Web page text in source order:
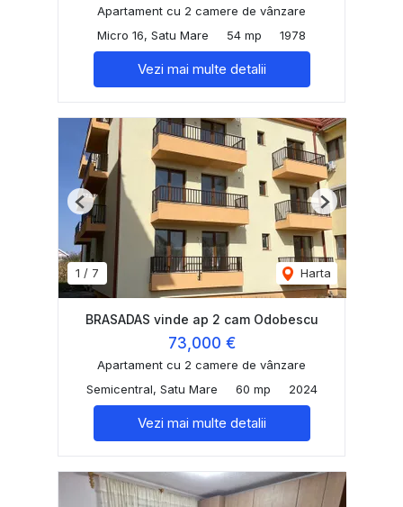
Apartament cu 2 camere de vânzare
Micro 16, Satu Mare
54 mp 1978
Vezi mai multe detalii
1 / 7 Harta
Previous Next
BRASADAS vinde ap 2 cam Odobescu
73,000 €
Apartament cu 2 camere de vânzare
Semicentral, Satu Mare
60 mp 2024
Vezi mai multe detalii